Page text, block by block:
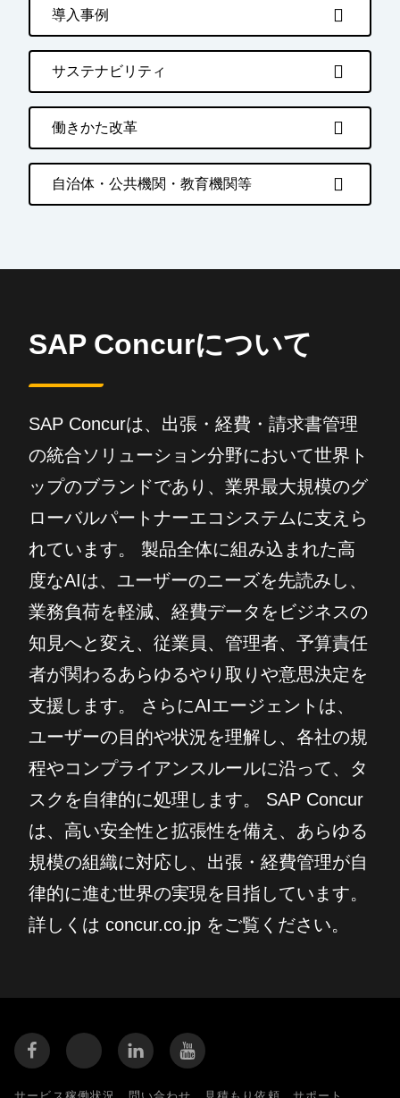
導入事例
サステナビリティ
働きかた改革
自治体・公共機関・教育機関等
SAP Concurについて
SAP Concurは、出張・経費・請求書管理
の統合ソリューション分野において世界ト
ップのブランドであり、業界最大規模のグ
ローバルパートナーエコシステムに支えら
れています。 製品全体に組み込まれた高
度なAIは、ユーザーのニーズを先読みし、
業務負荷を軽減、経費データをビジネスの
知見へと変え、従業員、管理者、予算責任
者が関わるあらゆるやり取りや意思決定を
支援します。 さらにAIエージェントは、
ユーザーの目的や状況を理解し、各社の規
程やコンプライアンスルールに沿って、タ
スクを自律的に処理します。 SAP Concur
は、高い安全性と拡張性を備え、あらゆる
規模の組織に対応し、出張・経費管理が自
律的に進む世界の実現を目指しています。
詳しくは concur.co.jp をご覧ください。